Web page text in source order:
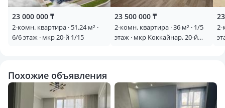
23 000 000 ₸
2-комн. квартира · 51.24 м² ·
6/6 этаж · мкр 20-й 1/15
23 500 000 ₸
2-комн. квартира · 36 м² · 1/5
этаж · мкр Коккайнар, 20-й
2-
Похожие объявления